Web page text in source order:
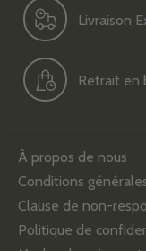
Livraison
Retrait en
À propos de nous
Conditions
Clause de non-
Politique de